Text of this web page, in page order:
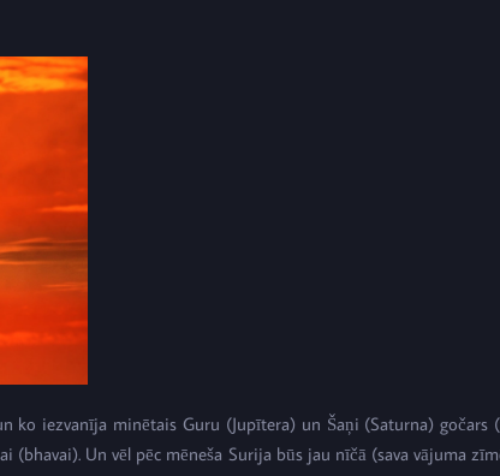
ko iezvanīja minētais Guru (Jupītera) un Šaņi (Saturna)
(bhavai). Un vēl pēc mēneša Surija būs jau nīčā (sava vājuma